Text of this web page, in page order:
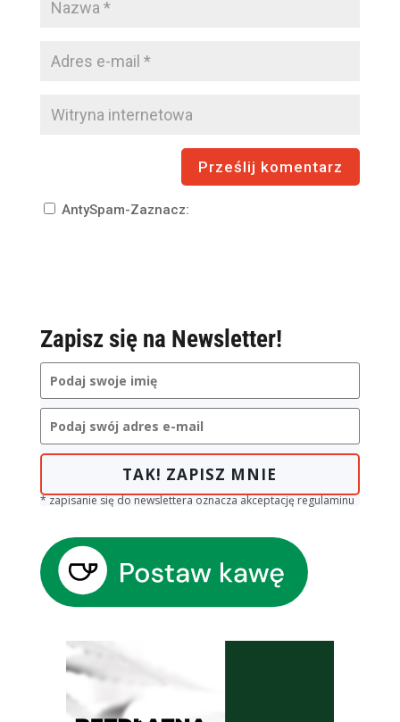
AntySpam-Zaznacz:
Zapisz się na Newsletter!
TAK! ZAPISZ MNIE
* zapisanie się do newslettera oznacza akceptację regulaminu